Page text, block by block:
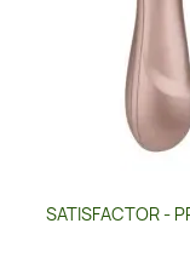
SATISFACTOR -